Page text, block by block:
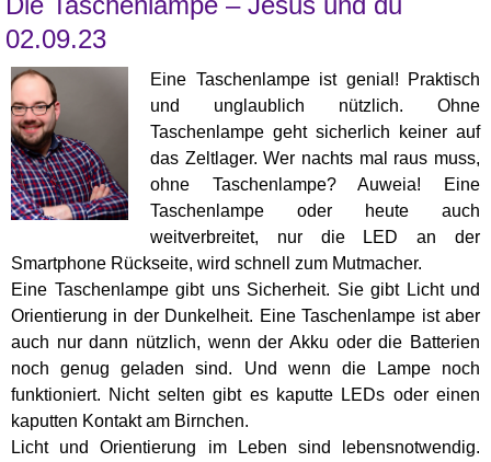
02.09.23
Eine Taschenlampe ist genial! Praktisch
und unglaublich nützlich. Ohne
Taschenlampe geht sicherlich keiner auf
das Zeltlager. Wer nachts mal raus muss,
ohne Taschenlampe? Auweia! Eine
Taschenlampe oder heute auch
weitverbreitet, nur die LED an der
Smartphone Rückseite, wird schnell zum Mutmacher.
Eine Taschenlampe gibt uns Sicherheit. Sie gibt Licht und
Orientierung in der Dunkelheit. Eine Taschenlampe ist aber
auch nur dann nützlich, wenn der Akku oder die Batterien
noch genug geladen sind. Und wenn die Lampe noch
funktioniert. Nicht selten gibt es kaputte LEDs oder einen
kaputten Kontakt am Birnchen.
Licht und Orientierung im Leben sind lebensnotwendig.